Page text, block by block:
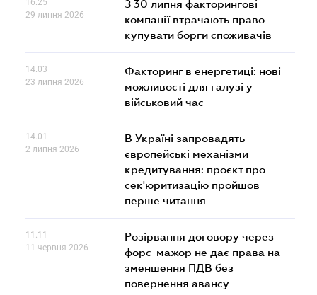
29 липня 2026
З 30 липня факторингові
компанії втрачають право
купувати борги споживачів
14.03
23 липня 2026
Факторинг в енергетиці: нові
можливості для галузі у
військовий час
14.01
2 липня 2026
В Україні запровадять
європейські механізми
кредитування: проєкт про
сек'юритизацію пройшов
перше читання
11.11
11 червня 2026
Розірвання договору через
форс-мажор не дає права на
зменшення ПДВ без
повернення авансу